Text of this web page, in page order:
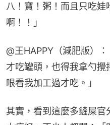
八！寶！粥！而且只吃
啊！！」
@王HAPPY（減肥版）
才吃罐頭，也得我拿勺
眼看我加工過才吃。」
其實，看到這麼多鏟屎